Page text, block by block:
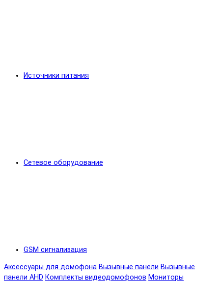
Источники питания
Сетевое оборудование
GSM сигнализация
Аксессуары для домофона Вызывные панели Вызывные
панели AHD Комплекты видеодомофонов Мониторы